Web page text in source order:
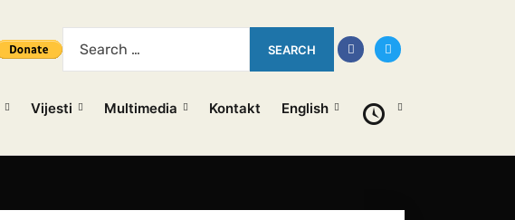
Vijesti Multimedia Kontakt English